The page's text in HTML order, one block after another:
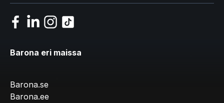
Barona eri maissa
Barona.se
Barona.ee